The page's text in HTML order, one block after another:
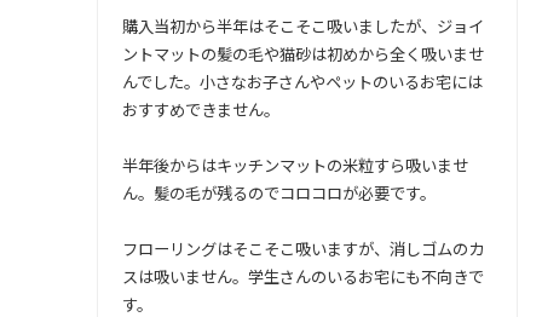
購入当初から半年はそこそこ吸いましたが、ジョイ
ントマットの髪の毛や猫砂は初めから全く吸いませ
んでした。小さなお子さんやペットのいるお宅には
おすすめできません。
半年後からはキッチンマットの米粒すら吸いませ
ん。髪の毛が残るのでコロコロが必要です。
フローリングはそこそこ吸いますが、消しゴムのカ
スは吸いません。学生さんのいるお宅にも不向きで
す。